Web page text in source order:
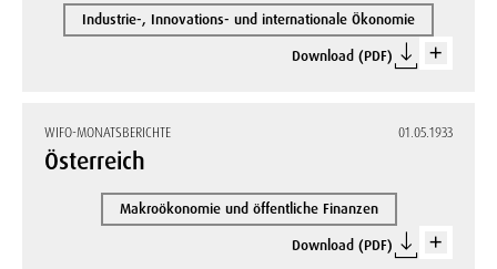
Industrie-, Innovations- und internationale Ökonomie
Download (PDF)
WIFO-MONATSBERICHTE 01.05.1933
Österreich
Makroökonomie und öffentliche Finanzen
Download (PDF)